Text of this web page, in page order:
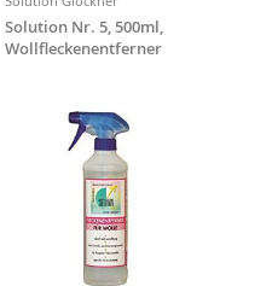
Solution Nr. 5, 500ml,
Wollfleckenentferner